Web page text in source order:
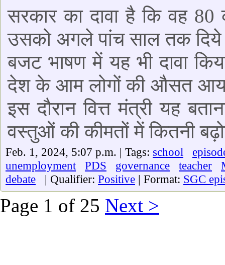
सरकार का दावा है कि वह
उसको अगले पांच साल तक दिये
बजट भाषण में यह भी दावा
देश के आम लोगों की औसत आय में
इस दौरान वित्त मंत्री यह
वस्तुओं की कीमतों में कितनी
Feb. 1, 2024, 5:07 p.m. | Tags: school
unemployment
PDS governance teacher
debate | Qualifier: Positive | Format: SGC
Page 1 of 25 Next >